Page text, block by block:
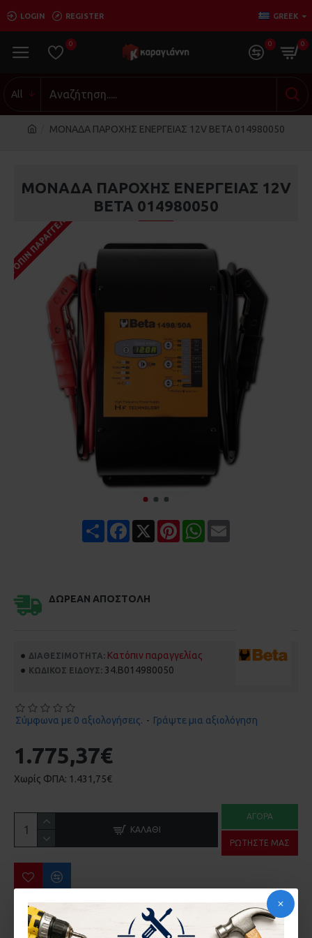
LOGIN REGISTER GREEK
0 0 0
All
ΜΟΝΑΔΑ ΠΑΡΟΧΗΣ ΕΝΕΡΓΕΙΑΣ 12V BETA 014980050
ΜΟΝΑΔΑ ΠΑΡΟΧΗΣ ΕΝΕΡΓΕΙΑΣ 12V
BETA 014980050
ΠΑΡΑΓΓΕΛΊΑΣ
Share Facebook PinterestWhatsApp
ΔΩΡΕΆΝ ΑΠΟΣΤΟΛΉ
ΔΙΑΘΕΣΙΜΌΤΗΤΑ: Κατόπιν παραγγελίας
ΚΩΔΙΚΌΣ ΕΊΔΟΥΣ: 34.B014980050
Σύμφωνα με 0 αξιολογήσεις. - Γράψτε μια αξιολόγηση
1.775,37€
Χωρίς ΦΠΑ: 1.431,75€
ΚΑΛΆΘΙ
ΑΓΟΡΆ
ΡΩΤΉΣΤΕ ΜΑΣ
ΠΕΡΙΣΣΌΤΕΡΑ ΑΠΌ ΤΗΝ ΙΔΙΑ ΜΆΡΚΑ